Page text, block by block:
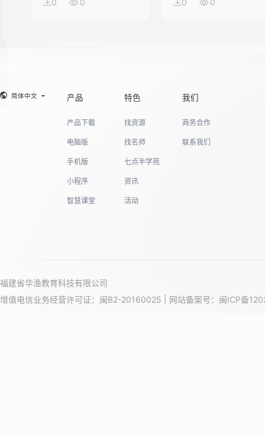
简体中文 产品
产品下载
电脑版
手机版
小程序
智慧课堂
特色
找资源
找名师
七点半学苑
资讯
活动
我们
商务合作
联系我们
福建省华渔教育科技有限公司
增值电信业务经营许可证：闽B2-20160025 | 网站备案号： 闽ICP备